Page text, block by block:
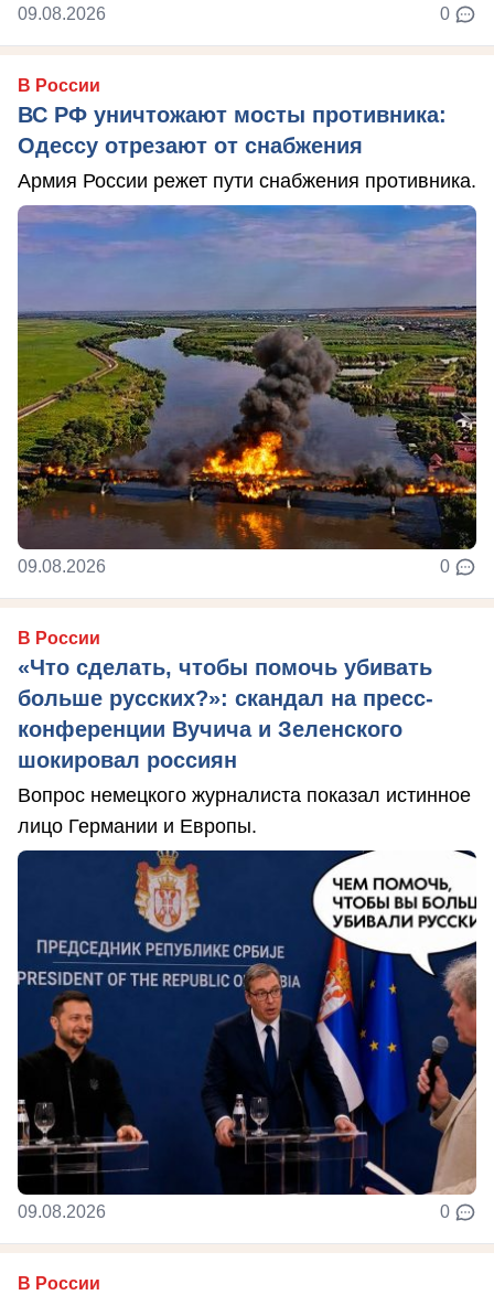
09.08.2026 0
В России
ВС РФ уничтожают мосты противника:
Одессу отрезают от снабжения
Армия России режет пути снабжения противника.
09.08.2026 0
В России
«Что сделать, чтобы помочь убивать
больше русских?»: скандал на пресс-
конференции Вучича и Зеленского
шокировал россиян
Вопрос немецкого журналиста показал истинное
лицо Германии и Европы.
09.08.2026 0
В России